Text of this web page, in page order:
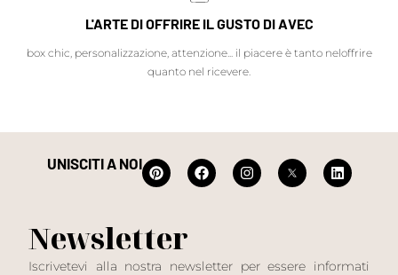
L'ARTE DI OFFRIRE IL GUSTO DI AVEC
box chic, personalizzazione, attenzione... il piacere è tanto neloffrire
quanto nel ricevere.
UNISCITI A NOI
Newsletter
Iscrivetevi alla nostra newsletter per essere informati